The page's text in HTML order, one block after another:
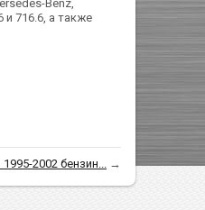
Benz,
716.6, а также
1995-2002 бензин... →